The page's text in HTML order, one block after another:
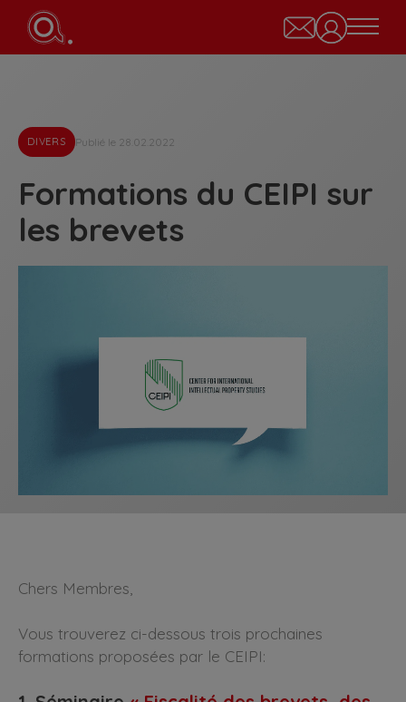
DIVERS Publié le 28.02.2022
Formations du CEIPI sur
les brevets
Chers Membres,
Vous trouverez ci-dessous trois prochaines
formations proposées par le CEIPI: